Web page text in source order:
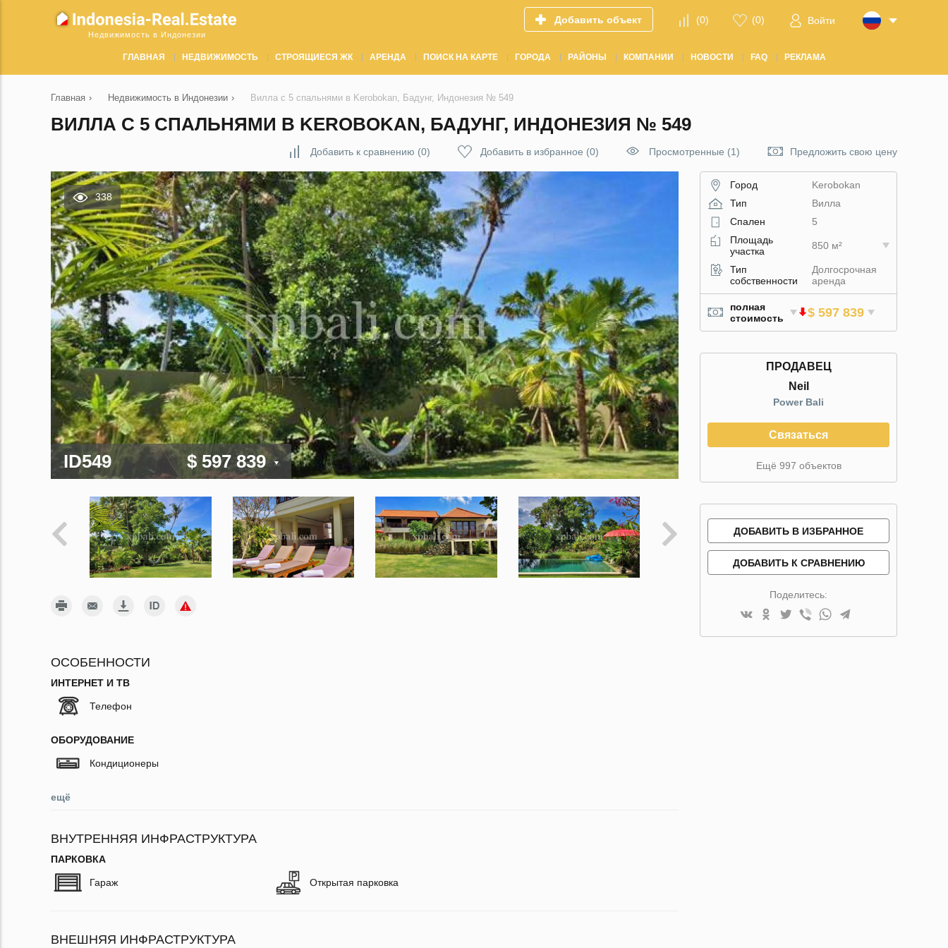
Недвижимость в Индонезии
Добавить объект (0) (0) Войти
ГЛАВНАЯ НЕДВИЖИМОСТЬ СТРОЯЩИЕСЯ ЖК АРЕНДА ПОИСК НА КАРТЕ ГОРОДА РАЙОНЫ КОМПАНИИ НОВОСТИ FAQ РЕКЛАМА
Главная › Недвижимость в Индонезии › Вилла с 5 спальнями в Kerobokan, Бадунг, Индонезия № 549
ВИЛЛА С 5 СПАЛЬНЯМИ В KEROBOKAN, БАДУНГ, ИНДОНЕЗИЯ № 549
Добавить к сравнению (0) Добавить в избранное (0) Просмотренные (1) Предложить свою цену
338
ID549 $ 597 839
ОСОБЕННОСТИ
ИНТЕРНЕТ И ТВ
Телефон
ОБОРУДОВАНИЕ
Кондиционеры
ещё
ВНУТРЕННЯЯ ИНФРАСТРУКТУРА
ПАРКОВКА
Гараж Открытая парковка
ВНЕШНЯЯ ИНФРАСТРУКТУРА
Город
Kerobokan
Тип
Вилла
Спален
5
Площадь
участка
850 м²
Тип
собственности
Долгосрочная
аренда
полная
стоимость
$ 597 839
ПРОДАВЕЦ
Neil
Power Bali
Связаться
Ещё 997 объектов
ДОБАВИТЬ В ИЗБРАННОЕ
ДОБАВИТЬ К СРАВНЕНИЮ
Поделитесь: